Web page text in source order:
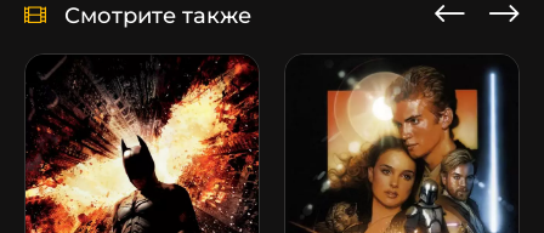
Смотрите также